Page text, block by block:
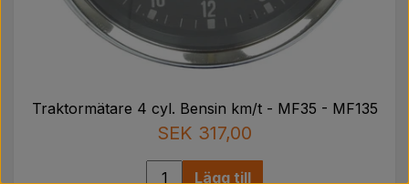
Traktormätare 4 cyl. Bensin km/t - MF35 - MF135
SEK 317,00
Lägg till